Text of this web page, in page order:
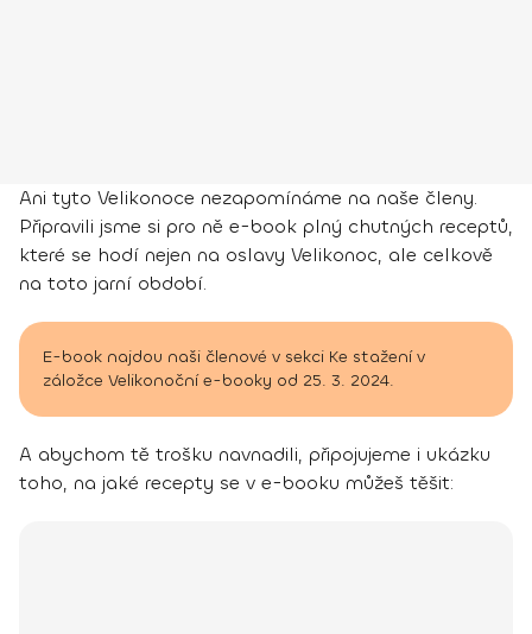
Ani tyto Velikonoce nezapomínáme na naše členy.
Připravili jsme si pro ně e-book plný chutných receptů,
které se hodí nejen na oslavy Velikonoc, ale celkově
na toto jarní období.
E-book najdou naši členové v sekci Ke stažení v
záložce Velikonoční e-booky od 25. 3. 2024.
A abychom tě trošku navnadili, připojujeme i ukázku
toho, na jaké recepty se v e-booku můžeš těšit: